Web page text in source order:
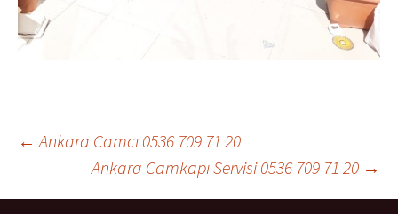
Yazı dolaşımı
← Ankara Camcı 0536 709 71 20
Ankara Camkapı Servisi 0536 709 71 20 →